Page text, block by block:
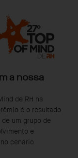
a nossa
de RH na
é o resultado
um grupo de
e
cenário